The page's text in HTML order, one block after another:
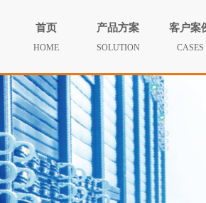
首页
HOME
产品方案
SOLUTION
客户案
CASES